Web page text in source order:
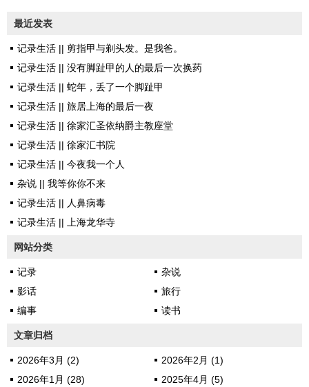
些．老人们说，其实每个水灾的
后面都会有这样的酷暑． 是
是是，正所谓水深火热． 这
把一切都拿捏得恰好地精准？
最近发表
记录生活 || 剪指甲与剃头发。是我爸。
记录生活 || 没有脚趾甲的人的最后一次换药
记录生活 || 蛇年，丢了一个脚趾甲
记录生活 || 旅居上海的最后一夜
记录生活 || 徐家汇圣依纳爵主教座堂
记录生活 || 徐家汇书院
记录生活 || 今夜我一个人
杂说 || 我等你你不来
记录生活 || 人鼻病毒
记录生活 || 上海龙华寺
网站分类
记录
杂说
影话
旅行
编事
读书
文章归档
2026年3月 (2)
2026年2月 (1)
2026年1月 (28)
2025年4月 (5)